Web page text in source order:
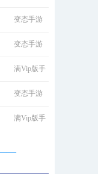
变态手游
变态手游
满Vip版手
变态手游
满Vip版手